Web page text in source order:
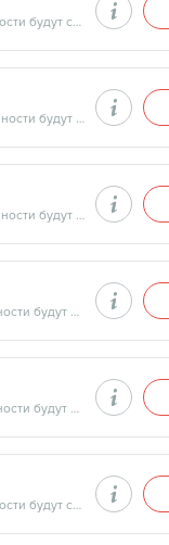
Продолжительность минут, готовность результатов — дата и время готовности будут сообщены врачом в день приёма
Продолжительность минут, готовность результатов — дата и время готовности будут сообщены врачом в день приёма
Продолжительность минут, готовность результатов — дата и время готовности будут сообщены врачом в день приёма
Продолжительность минут, готовность результатов — дата и время готовности будут сообщены врачом в день приёма
Продолжительность минут, готовность результатов — дата и время готовности будут сообщены врачом в день приёма
Продолжительность минут, готовность результатов — дата и время готовности будут сообщены врачом в день приёма